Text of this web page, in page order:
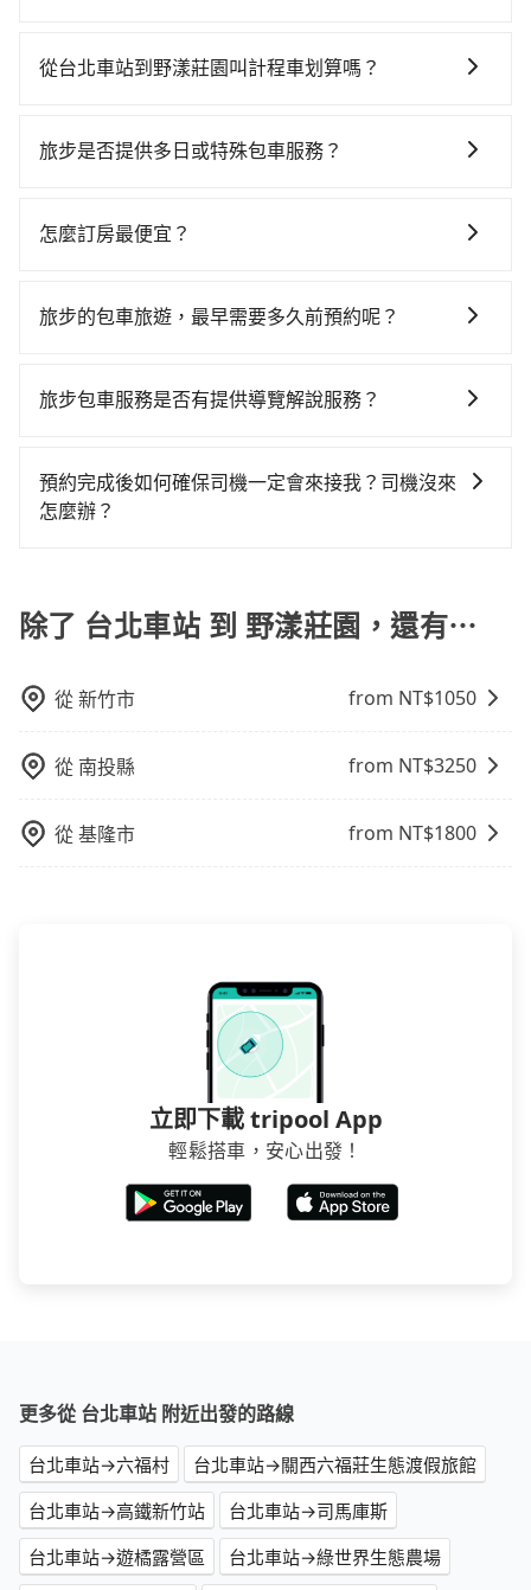
等車時間約10分鐘，再乘坐30~35分鐘（平均34分）的
31分鐘、車費700元後，抵達野漾莊園 (新竹縣橫山鄉)
使用tripool並到府專車接送，則每人平均花費約490
鐘在轉乘與等車上，現在還不馬上來預約tripool！如果
時不需要閉目養神（因為要自己開車），最重要的是你
$115~205承租小轎車，每公里再額外加收$3.2，從台北
回），雖已將eTag和可能的每小時40元路邊停車費用預
Yaris、Prius C、Vios這類乘坐體驗較差的車款，如果人
發現仍有上一組乘客遺留的垃圾或者撞凹的車門仍未被
還，又或者要還車時卻偏偏找不到停車位，對於急著用
車或者要載其他乘客的人來說就有不小的風險。最後，
從台北車站到野漾莊園叫計程車划算嗎？
灣大車隊、Uber、Line Taxi、Yoxi等，如果在路邊攔不
看。依照里程跳錶計算，價格約為1,865~2,200元間，但
2%、密度僅雙北的1.3%，其叫車的難度是雙北市的80
旅步是否提供多日或特殊包車服務？
專人回覆您。
怎麼訂房最便宜？
OTA (online travel agent) 來完成，除了可以快速依據
會員或者使用特定的信用卡，還可以累積點數做現金回
Expedia.com、Trip.com等。正常來說，線上刷卡付款
完後預定就完成，事先不用電話確認空房，事後也不用
在預定時要不選擇評分高、評論多的飯店，不然就是還
煩，有些時候直接打電話問的價格可能比民宿訂房網來
得便宜，但缺點就是多數要匯款並再人工確認。假如不
或者國際Airbnb都值得推薦。
旅步的包車旅遊，最早需要多久前預約呢？
提供早鳥優惠，您越早預訂就能享有更優惠的價格。所
旅步包車服務是否有提供導覽解說服務？
需要導覽服務，可事先透過電子郵件
booking@tripool.app聯繫我們，將有專人協助回覆確
預約完成後如何確保司機一定會來接我？司機沒來
怎麼辦？
訊提供司機的姓名、電話、車牌、車型等資訊，如在約
定好的時間與上車地點沒有看到司機，可主動電話聯
位置。但如果遇到車輛故障或者前一趟車嚴重耽誤，
除了 台北車站 到 野漾莊園，還有⋯
從新竹市 from NT$1050
從 南投縣 from NT$3250
從基隆市 from NT$1800
立即下載 tripool App
輕鬆搭車，安心出發！
更多從 台北車站 附近出發的路線
台北車站→六福村
台北車站→關西六福莊生態渡假旅館
台北車站→高鐵新竹站
台北車站→司馬庫斯
台北車站→遊橘露營區
台北車站→綠世界生態農場